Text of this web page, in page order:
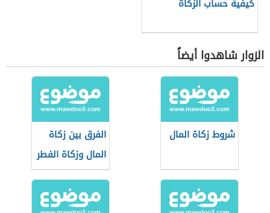
كيفية حساب الزكاة
الزوار شاهدوا أيضاً
شروط زكاة المال
الفرق بين زكاة
المال وزكاة الفطر